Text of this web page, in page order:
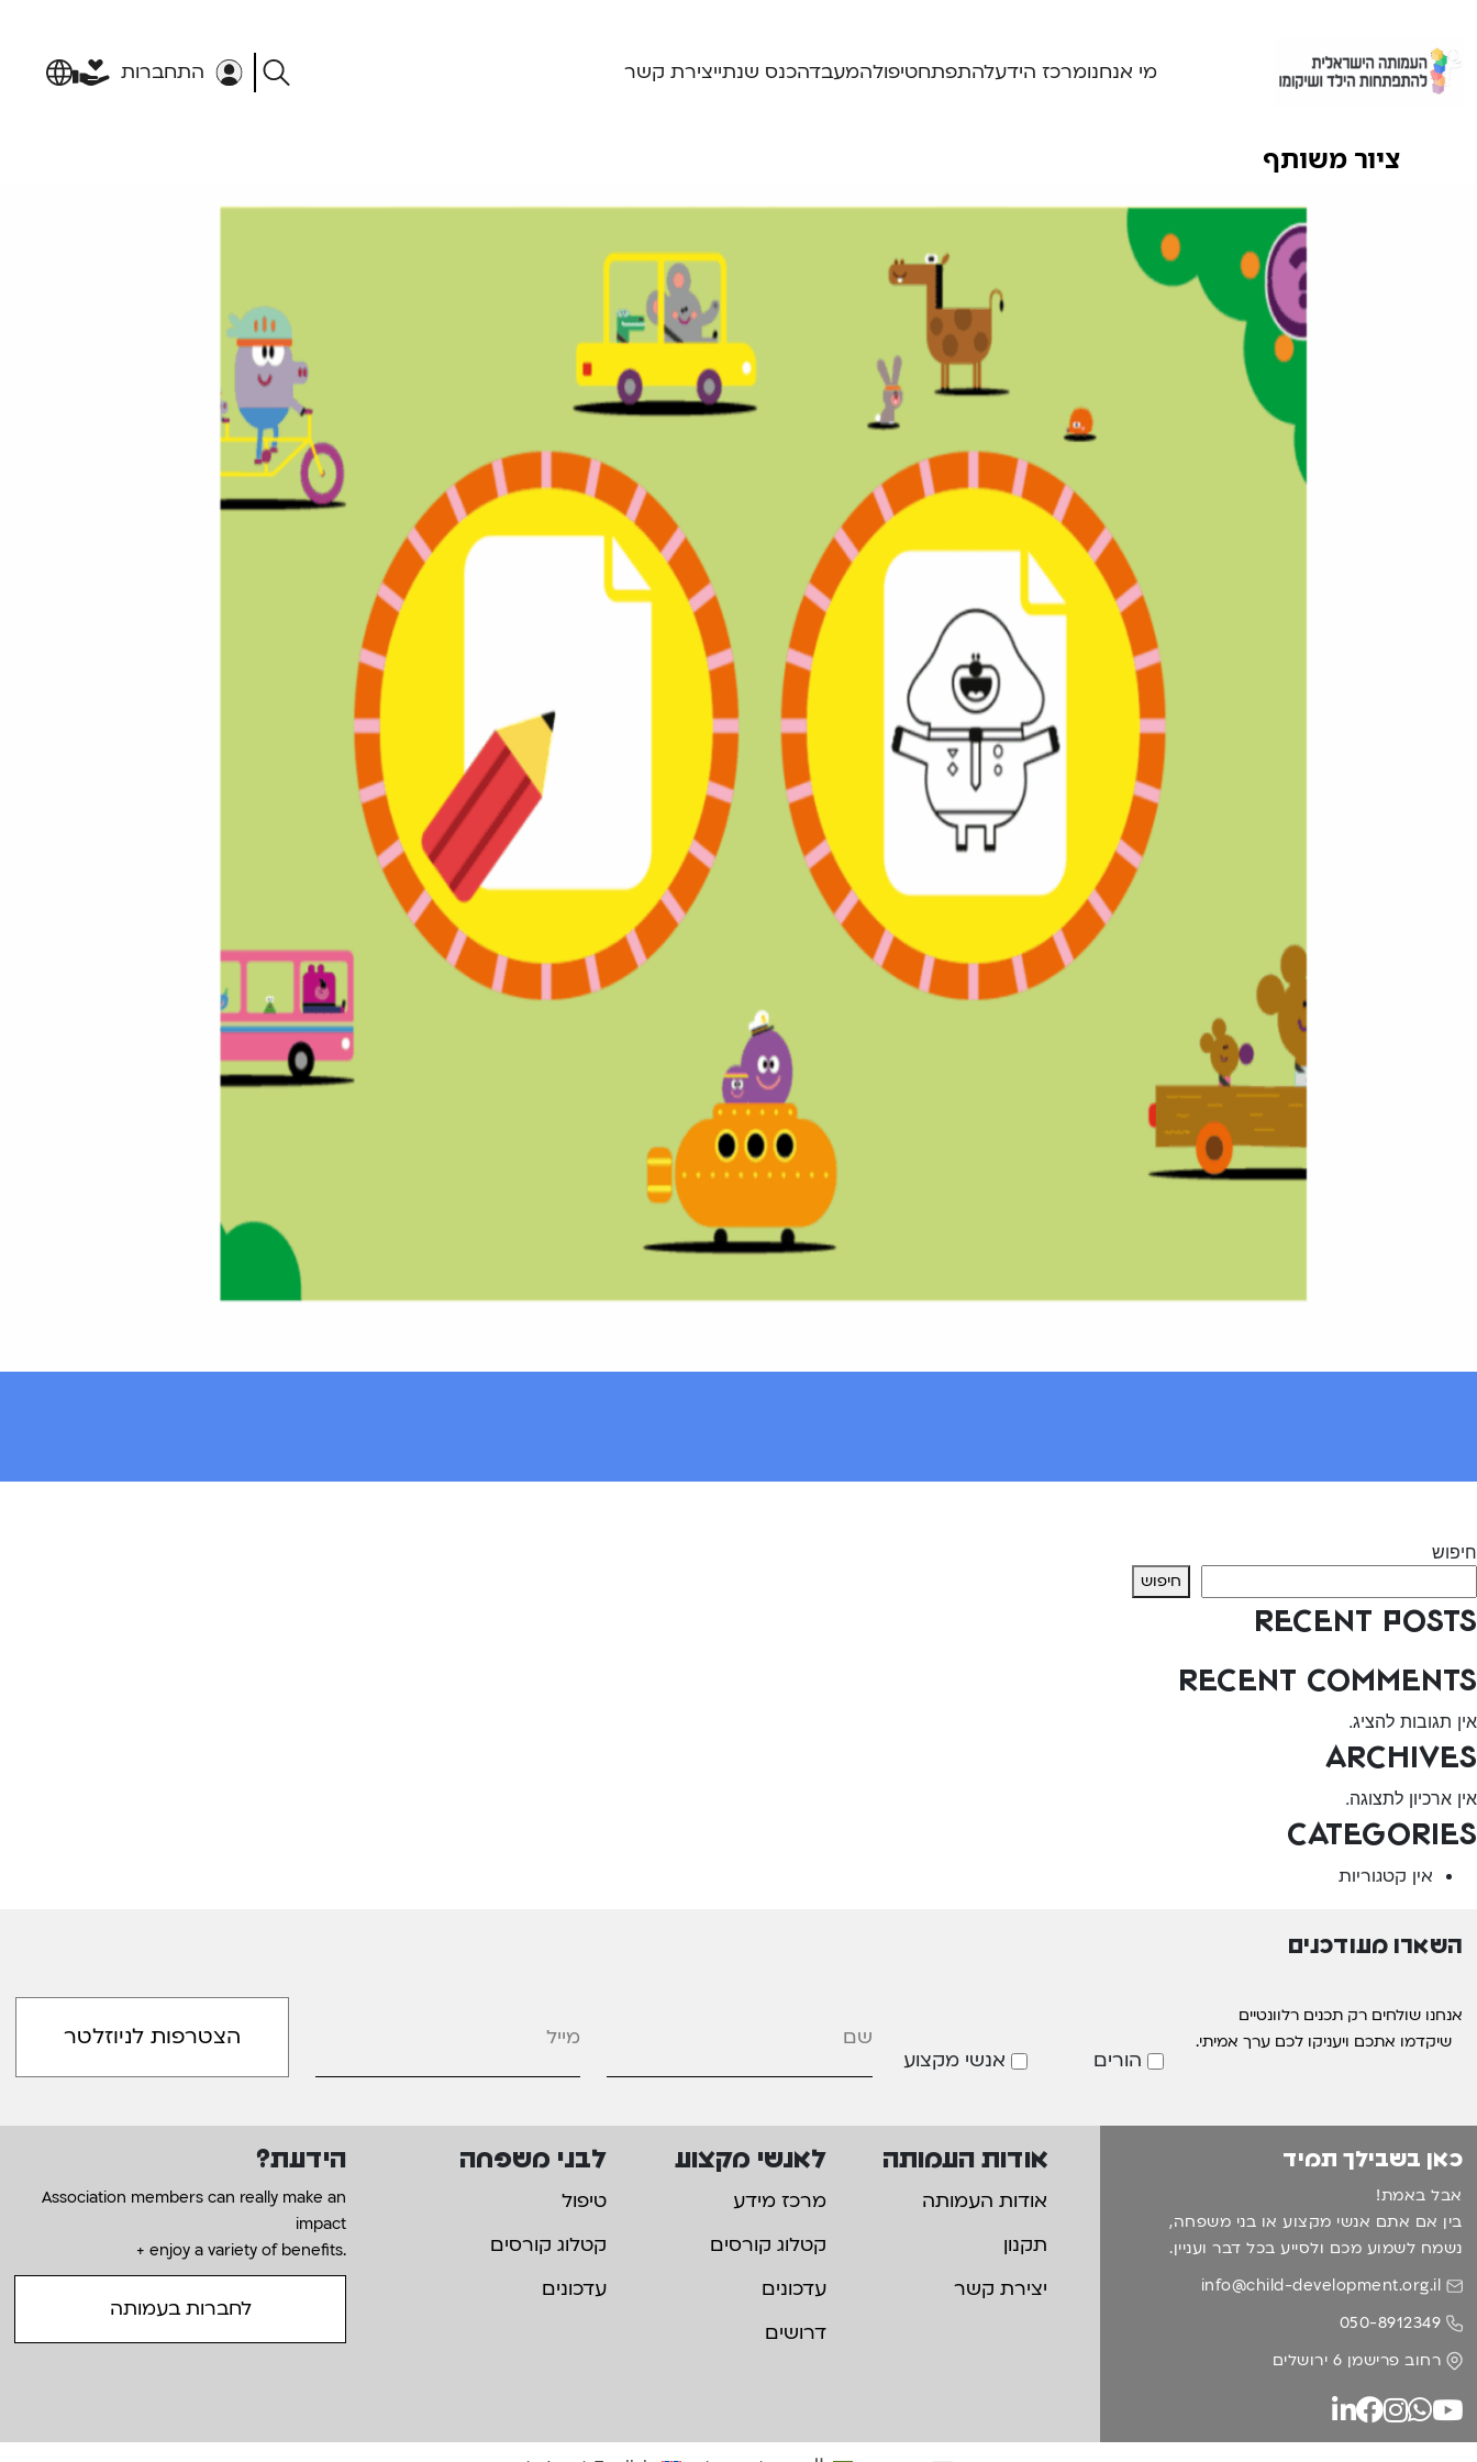
content
מי אנחנומרכז הידעלהתפתחטיפולהמעבדהכנס שנתייצירת קשר התחברות
ציור משותף
חיפוש
חיפוש
Recent Posts
Recent Comments
אין תגובות להציג.
Archives
אין ארכיון לתצוגה.
Categories
אין קטגוריות
השארו מעודכנים
אנחנו שולחים רק תכנים רלוונטיים
שיקדמו אתכם ויעניקו לכם ערך אמיתי.
הורים אנשי מקצוע
כאן בשבילך תמיד
אבל באמת!
בין אם אתם אנשי מקצוע או בני משפחה,
נשמח לשמוע מכם ולסייע בכל דבר ועניין.
info@child-development.org.il
050-8912349
רחוב פרישמן 6 ירושלים
אודות העמותה
אודות העמותה
תקנון
יצירת קשר
לאנשי מקצוע
מרכז מידע
קטלוג קורסים
עדכונים
דרושים
לבני משפחה
טיפול
קטלוג קורסים
עדכונים
הידעת?
Association members can really make an
impact
+ enjoy a variety of benefits.
לחברות בעמותה